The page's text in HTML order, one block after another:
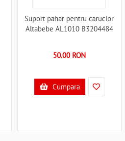
Suport pahar pentru carucior
Altabebe AL1010 B3204484
50.00 RON
Cumpara